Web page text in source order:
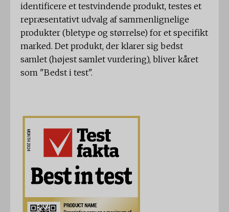
identificere et testvindende produkt, testes et
repræsentativt udvalg af sammenlignelige
produkter (bletype og størrelse) for et specifikt
marked. Det produkt, der klarer sig bedst
samlet (højest samlet vurdering), bliver kåret
som "Bedst i test".